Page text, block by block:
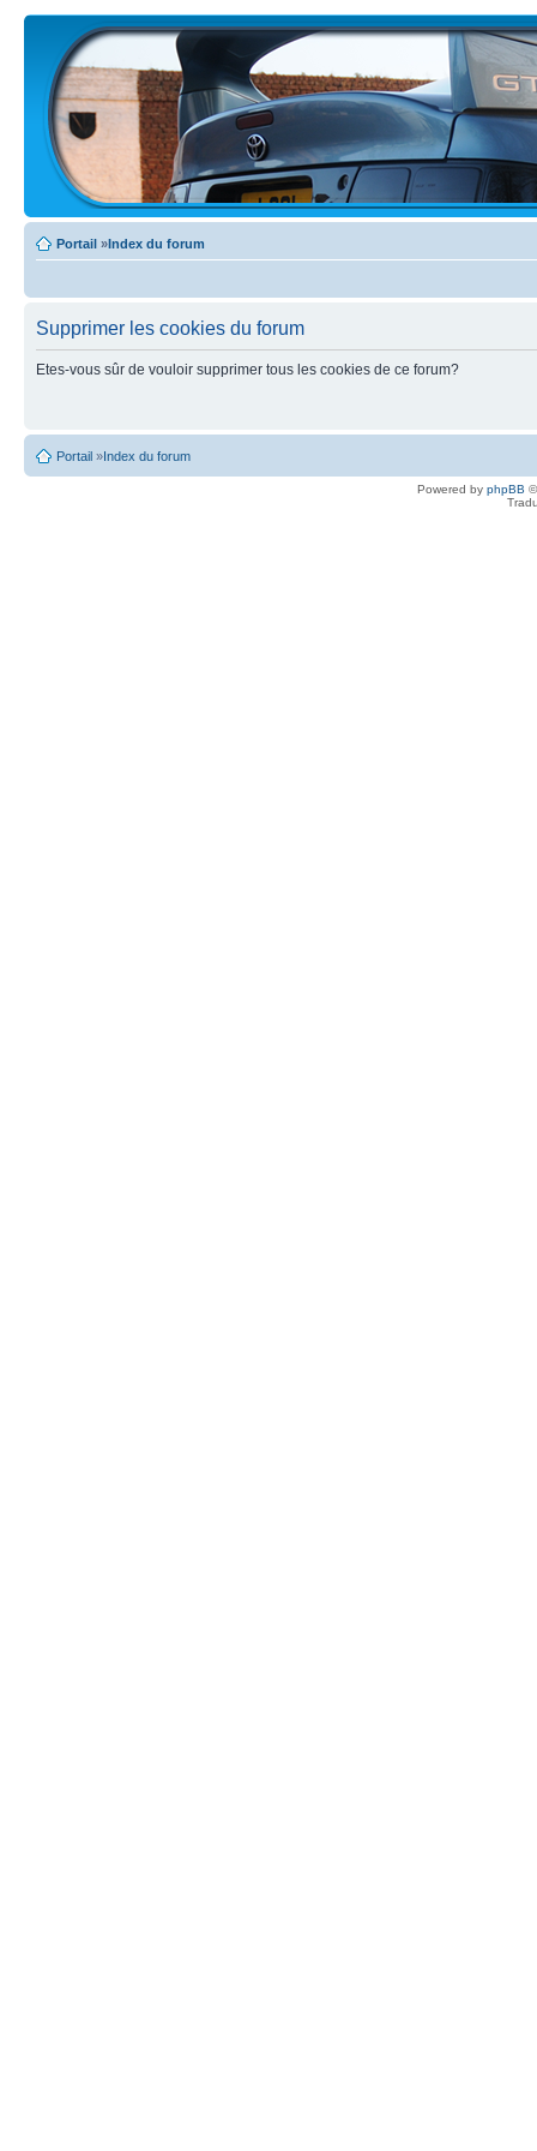
Portail »Index du forum
Supprimer les cookies du forum
Etes-vous sûr de vouloir supprimer tous les cookies de ce forum?
Portail »Index du forum
Powered by phpBB